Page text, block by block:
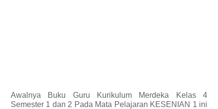
Awalnya Buku Guru Kurikulum Merdeka Kelas 4
Semester 1 dan 2 Pada Mata Pelajaran KESENIAN 1 ini